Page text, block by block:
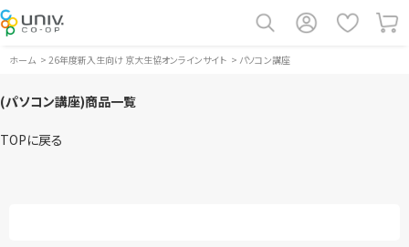
ホーム > 26年度新入生向け 京大生協オンラインサイト > パソコン講座
(パソコン講座)商品一覧
TOPに戻る